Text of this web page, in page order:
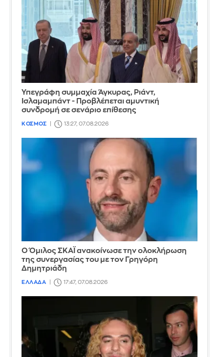
Υπεγράφη συμμαχία Άγκυρας, Ριάντ,
Ισλαμαμπάντ - Προβλέπεται αμυντική
συνδρομή σε σενάριο επίθεσης
ΚΟΣΜΟΣ 13:27, 07.08.2026
Ο Όμιλος ΣΚΑΪ ανακοίνωσε την ολοκλήρωση
της συνεργασίας του με τον Γρηγόρη
Δημητριάδη
ΕΛΛΑΔΑ 17:47, 07.08.2026